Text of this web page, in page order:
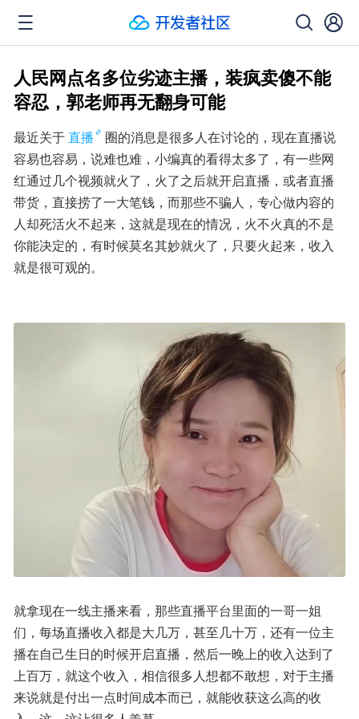
人民网点名多位劣迹主播，装疯卖傻不能
容忍，郭老师再无翻身可能
最近关于直播
圈的消息是很多人在讨论的，现在直播说
容易也容易，说难也难，小编真的看得太多了，有一些网
红通过几个视频就火了，火了之后就开启直播，或者直播
带货，直接捞了一大笔钱，而那些不骗人，专心做内容的
人却死活火不起来，这就是现在的情况，火不火真的不是
你能决定的，有时候莫名其妙就火了，只要火起来，收入
就是很可观的。
就拿现在一线主播来看，那些直播平台里面的一哥一姐
们，每场直播收入都是大几万，甚至几十万，还有一位主
播在自己生日的时候开启直播，然后一晚上的收入达到了
上百万，就这个收入，相信很多人想都不敢想，对于主播
来说就是付出一点时间成本而已，就能收获这么高的收